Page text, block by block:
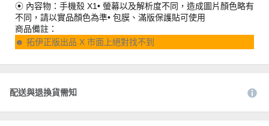
⦿ 內容物：手機殼 X1• 螢幕以及解析度不同，造成圖片顏色略有
不同，請以實品顏色為準• 包膜、滿版保護貼可使用
商品備註：
☻ 拓伊正版出品 X 市面上絕對找不到
配送與退換貨需知